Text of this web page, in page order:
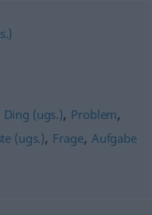
Ding (ugs.), Problem,
(ugs.), Frage, Aufgabe